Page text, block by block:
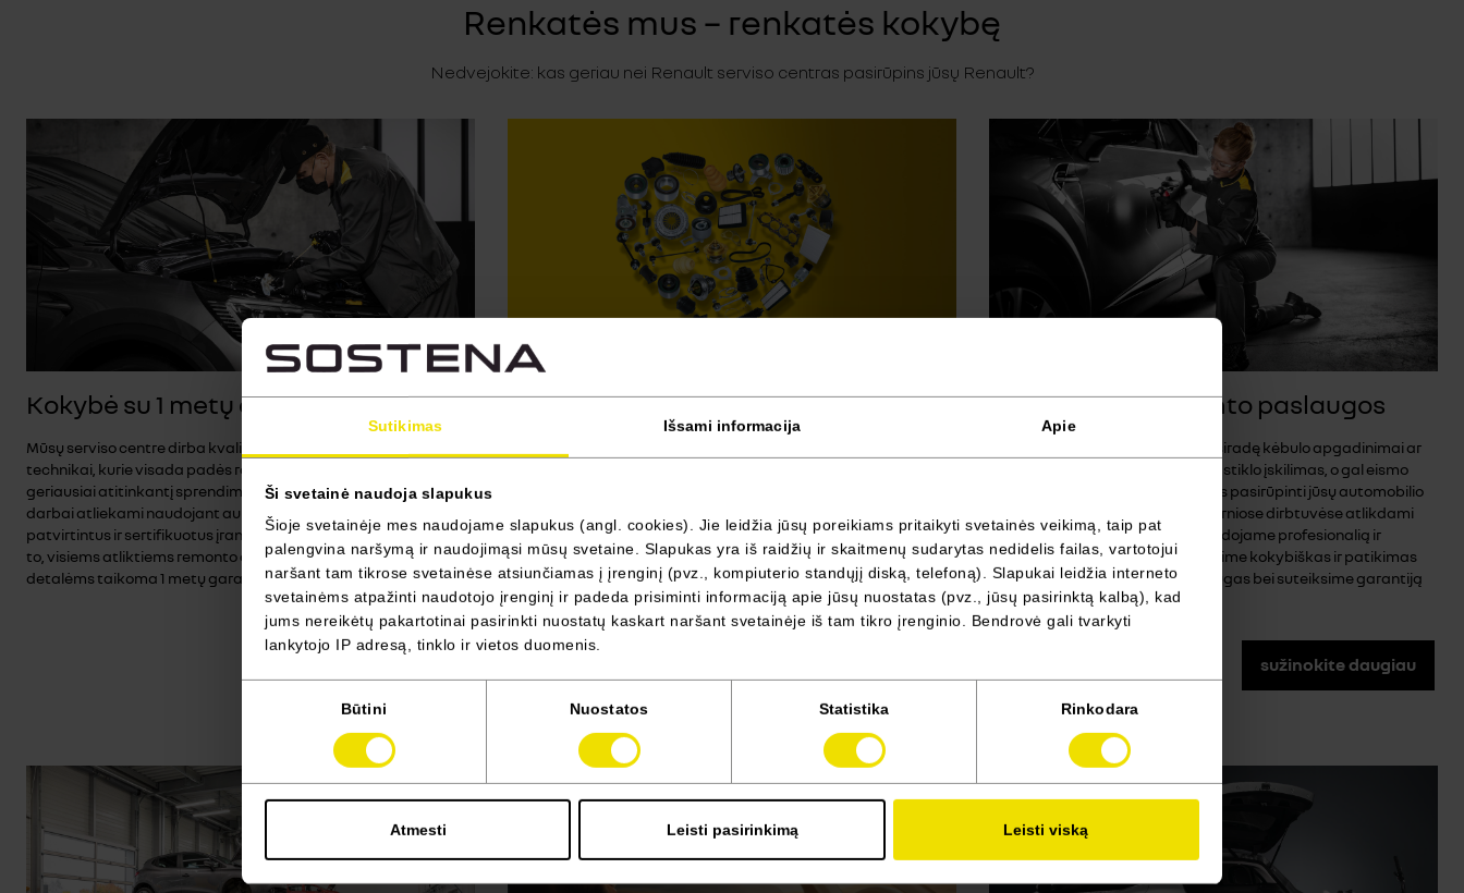
Sutikimas Išsami informacija Apie
Ši svetainė naudoja slapukus
Šioje svetainėje mes naudojame slapukus (angl. cookies). Jie leidžia jūsų poreikiams pritaikyti svetainės veikimą, taip pat
palengvina naršymą ir naudojimąsi mūsų svetaine. Slapukas yra iš raidžių ir skaitmenų sudarytas nedidelis failas, vartotojui
naršant tam tikrose svetainėse atsiunčiamas į įrenginį (pvz., kompiuterio standųjį diską, telefoną). Slapukai leidžia interneto
svetainėms atpažinti naudotojo įrenginį ir padeda prisiminti informaciją apie jūsų nuostatas (pvz., jūsų pasirinktą kalbą), kad
jums nereikėtų pakartotinai pasirinkti nuostatų kaskart naršant svetainėje iš tam tikro įrenginio. Bendrovė gali tvarkyti
lankytojo IP adresą, tinklo ir vietos duomenis.
Būtini Nuostatos Statistika Rinkodara
Atmesti Leisti pasirinkimą Leisti viską
Renkatės mus – renkatės kokybę
Nedvejokite: kas geriau nei Renault serviso centras pasirūpins jūsų Renault?
Kokybė su 1 metų garantija
Mūsų serviso centre dirba kvalifikuoti ir patyrę automobilių
technikai, kurie visada padės rasti optimaliausią ir jūsų poreikius
geriausiai atitinkantį sprendimą. Visi priežiūros ir remonto
darbai atliekami naudojant aukščiausios kokybės, gamintojo
patvirtintus ir sertifikuotus įrankius bei diagnostikos įrangą. Be
to, visiems atliktiems remonto darbams ir Renault atsarginėms
detalėms taikoma 1 metų garantija.
Originalios Renault dalys
automobiliui, taip pat užtikrina sklandų visų mechanizmų
darbą, o tinkamas įvairių sistemų, pavyzdžiui, pakabos ar
stabdžių, veikimas užtikrina didesnį saugumą jums. Jokių
neatitikimų ar nesklandumų montuojant, jokio nerimo dėl
kokybės – daugiau ramybės ir saugumo.
Visos kėbulo remonto paslaugos
Smulkūs eksploatacijos metu atsiradę kėbulo apgadinimai ar
įlenkimai, dažų dangos trūkumai, stiklo įskilimas, o gal eismo
įvykio palikta žala? Leiskite mums pasirūpinti jūsų automobilio
kėbulo remontu ir priežiūra. Moderniose dirbtuvėse atlikdami
visus kėbulų remonto darbus naudojame profesionalią ir
sertifikuotą įrangą, taigi užtikrinsime kokybiškas ir patikimas
kėbulo remonto ir dažymo paslaugas bei suteiksime garantiją
darbams.
sužinokite daugiau